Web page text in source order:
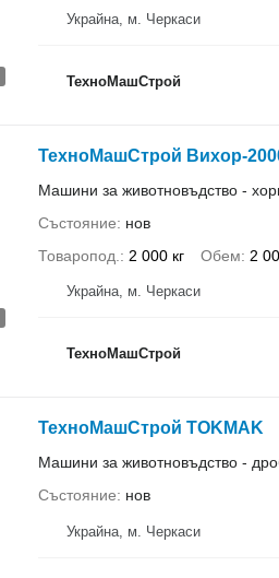
Украйна, м. Черкаси
ТехноМашСтрой
ТехноМашСтрой Вихор-
Машини за животновъдство -
Състояние
нов
Товаропод.
2 000 кг Обем 2
Украйна, м. Черкаси
ТехноМашСтрой
ТехноМашСтрой TOKMAK
Машини за животновъдство -
Състояние
нов
Украйна, м. Черкаси